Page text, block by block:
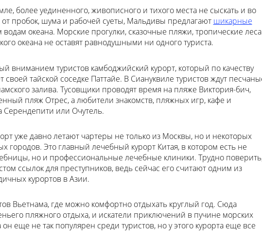
более уединенного, живописного и тихого места не сыскать и во
от пробок, шума и рабочей суеты, Мальдивы предлагают шикарные
океана. Морские прогулки, сказочные пляжи, тропические леса
океана не оставят равнодушными ни одного туриста.
вниманием туристов камбоджийский курорт, который по качеству
своей тайской соседке Паттайе. В Сиануквиле туристов ждут
залива. Тусовщики проводят время на пляже Виктория-бич,
пляж Отрес, а любители знакомств, пляжных игр, кафе и
Серендепити или Очутель.
уже давно летают чартеры не только из Москвы, но и некоторых
городов. Это главный лечебный курорт Китая, в котором есть не
но и профессиональные лечебные клиники. Трудно
ссылок для преступников, ведь сейчас его считают одним из
курортов в Азии.
Вьетнама, где можно комфортно отдыхать круглый год. Сюда
пляжного отдыха, и искатели приключений в пучине морских
еще не так популярен среди туристов, но у этого курорта еще все